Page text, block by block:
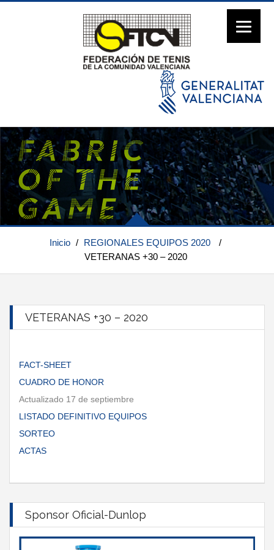
Inicio / REGIONALES EQUIPOS 2020
/
VETERANAS +30 – 2020
VETERANAS +30 – 2020
FACT-SHEET
CUADRO DE HONOR
Actualizado 17 de septiembre
LISTADO DEFINITIVO EQUIPOS
SORTEO
ACTAS
Sponsor Oficial-Dunlop